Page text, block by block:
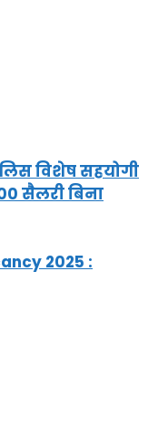
विशेष सहयोगी
सैलरी बिना
2025 :